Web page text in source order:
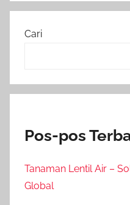
Cari
Pos-pos
Tanaman Lentil Air –
Global